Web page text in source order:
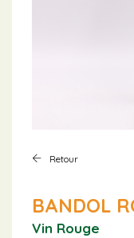
Retour
BANDOL
Vin Rouge